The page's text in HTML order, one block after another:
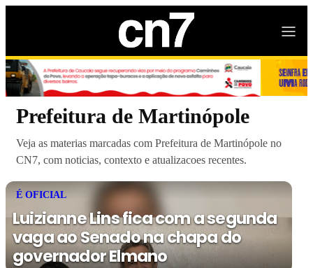
Prefeitura de Martinópole
Veja as materias marcadas com Prefeitura de Martinópole no
CN7, com noticias, contexto e atualizacoes recentes.
É OFICIAL
Luizianne Lins fica com a segunda
vaga ao Senado na chapa do
governador Elmano